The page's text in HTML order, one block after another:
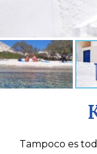
Tampoco es